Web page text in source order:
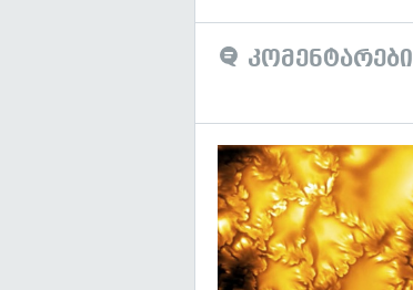
კომენტარები